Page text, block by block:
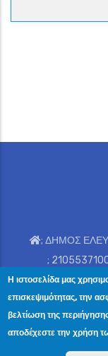
; ΔΗΜΟΣ
;
© Copyright
Η ιστοσελίδα μας
επισκεψιμότητας, την
βελτίωση της
αποδέχεστε την χρήση